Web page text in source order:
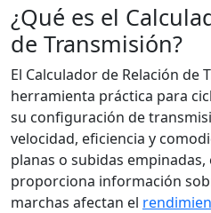
¿Qué es el
de Transmisión?
El Calculador de Relación de
herramienta práctica para
su configuración de
velocidad, eficiencia y
planas o subidas
proporciona información
marchas afectan el